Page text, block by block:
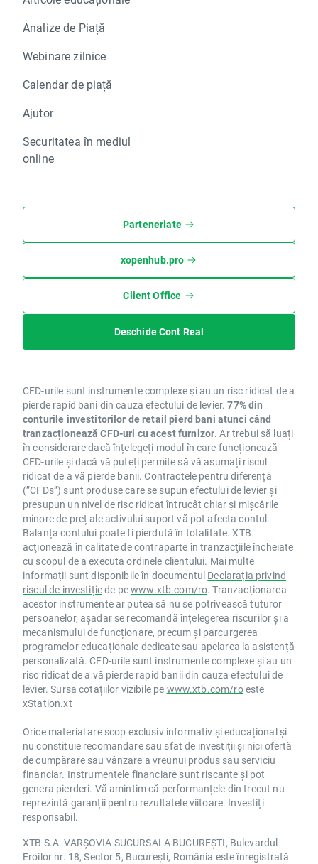
Analize de Piață
Webinare zilnice
Calendar de piață
Ajutor
Securitatea în mediul
online
Parteneriate
xopenhub.pro
Client Office
Deschide Cont Real
CFD-urile sunt instrumente complexe și au un risc ridicat de a
pierde rapid bani din cauza efectului de levier.77% din
conturile investitorilor de retail pierd bani atunci când
tranzacționează CFD-uri cu acest furnizor. Ar trebui să luați
în considerare dacă înțelegeți modul în care funcționează
CFD-urile și dacă vă puteți permite să vă asumați riscul
ridicat de a vă pierde banii. Contractele pentru diferență
(”CFDs”) sunt produse care se supun efectului de levier și
presupun un nivel de risc ridicat întrucât chiar și mișcările
minore de preț ale activului suport vă pot afecta contul.
Balanța contului poate fi pierdută în totalitate. XTB
acţionează în calitate de contraparte în tranzacţiile încheiate
cu scopul de a executa ordinele clientului. Mai multe
informații sunt disponibile în documentul Declarația privind
riscul de investițiede pewww.xtb.com/ro. Tranzacționarea
acestor instrumente ar putea să nu se potrivească tuturor
persoanelor, așadar se recomandă înțelegerea riscurilor și a
mecanismului de funcționare, precum și parcurgerea
programelor educaționale dedicate sau apelarea la asistență
personalizată. CFD-urile sunt instrumente complexe și au un
risc ridicat de a vă pierde rapid banii din cauza efectului de
levier. Sursa cotațiilor vizibile pe www.xtb.com/roeste
xStation.xt
Orice material are scop exclusiv informativ și educațional și
nu constituie recomandare sau sfat de investiții și nici ofertă
de cumpărare sau vânzare a vreunui produs sau serviciu
financiar. Instrumentele financiare sunt riscante și pot
genera pierderi. Vă amintim că performanțele din trecut nu
reprezintă garanții pentru rezultatele viitoare. Investiți
responsabil.
XTB S.A. VARȘOVIA SUCURSALA BUCUREȘTI, Bulevardul
Eroilor nr. 18, Sector 5, București, România este înregistrată